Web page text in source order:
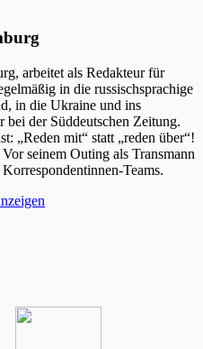
arbeitet als Redakteur für
in die russischsprachige
in die Ukraine und ins
der Süddeutschen Zeitung.
„Reden mit“ statt „reden über“!
Vor seinem Outing als Transmann
Teams.